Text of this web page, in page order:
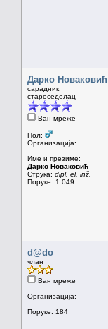
Дарко Новаковић
сарадник
староседелац
Ван мреже
Пол:
Организација:
Име и презиме:
Дарко Новаковић
Струка: dipl. el. inž.
Поруке: 1.049
d@do
члан
Ван мреже
Организација:
Поруке: 184